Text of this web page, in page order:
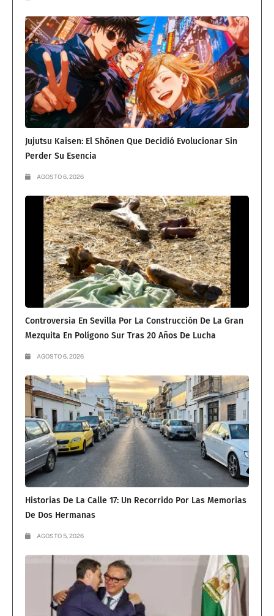
Jujutsu Kaisen: El Shōnen Que Decidió Evolucionar Sin
Perder Su Esencia
AGOSTO 6, 2026
Controversia En Sevilla Por La Construcción De La Gran
Mezquita En Polígono Sur Tras 20 Años De Lucha
AGOSTO 6, 2026
Historias De La Calle 17: Un Recorrido Por Las Memorias
De Dos Hermanas
AGOSTO 5, 2026